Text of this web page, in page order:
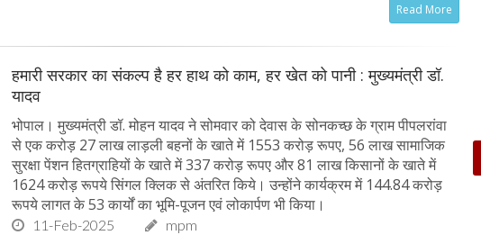
Read More
हमारी सरकार का संकल्प है हर हाथ को काम, हर खेत को पानी : मुख्यमंत्री डॉ.
यादव
भोपाल। मुख्यमंत्री डॉ. मोहन यादव ने सोमवार को देवास के सोनकच्छ के ग्राम पीपलरांवा
से एक करोड़ 27 लाख लाड़ली बहनों के खाते में 1553 करोड़ रूपए, 56 लाख सामाजिक
सुरक्षा पेंशन हितग्राहियों के खाते में 337 करोड़ रूपए और 81 लाख किसानों के खाते में
1624 करोड़ रूपये सिंगल क्लिक से अंतरित किये। उन्होंने कार्यक्रम में 144.84 करोड़
रूपये लागत के 53 कार्यों का भूमि-पूजन एवं लोकार्पण भी किया।
11-Feb-2025 mpm
Beauty Tips | बादाम और एलोवेरा जेल से आसानी से